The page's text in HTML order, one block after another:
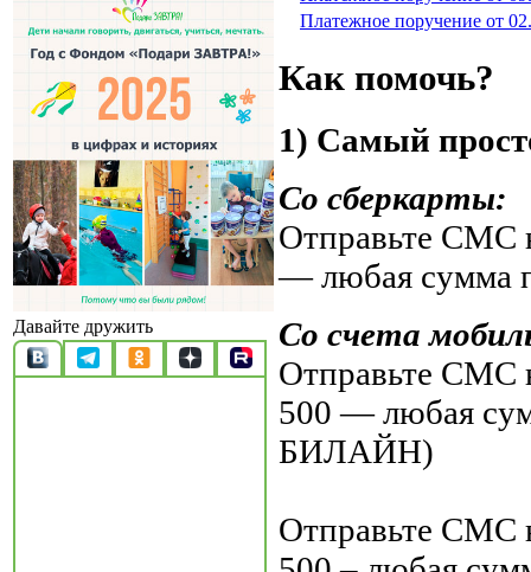
Давайте дружить
Платежное поручение от
Как помочь?
1) Самый
Со сберкарты:
Отправьте СМС
— любая сумма
Со счета
Отправьте СМС
500 — любая
БИЛАЙН)
Отправьте СМС